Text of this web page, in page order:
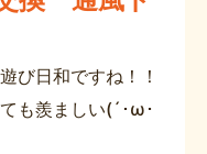
び日和ですね！！
も羨ましい(´･ω･